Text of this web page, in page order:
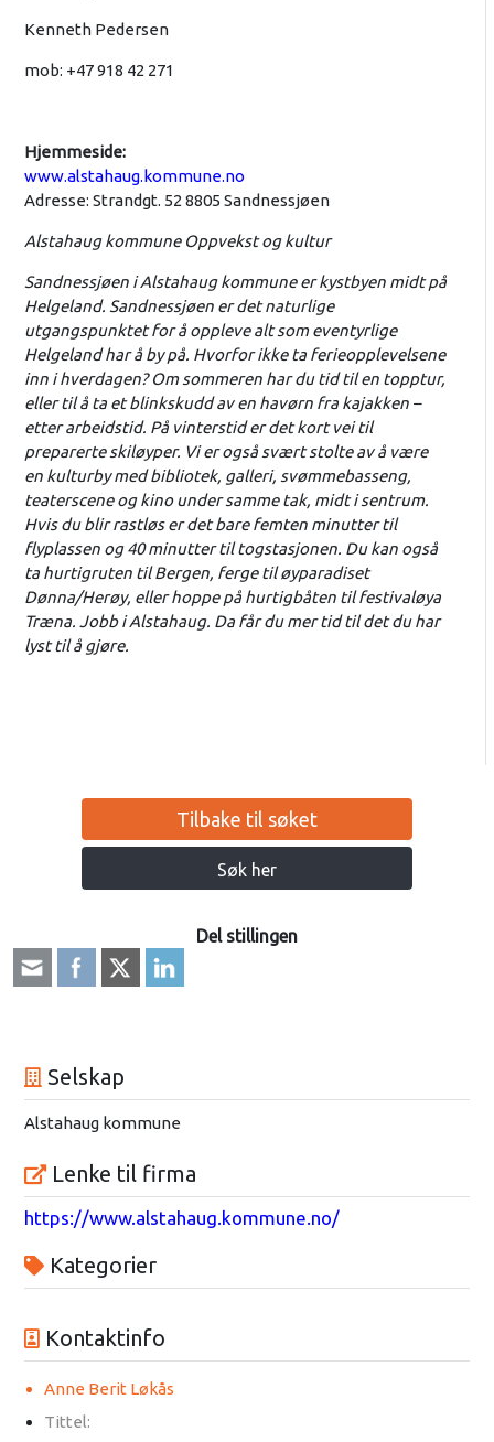
Kenneth Pedersen
mob: +47 918 42 271
Hjemmeside:
www.alstahaug.kommune.no
Adresse: Strandgt. 52 8805 Sandnessjøen
Alstahaug kommune Oppvekst og kultur
Sandnessjøen i Alstahaug kommune er kystbyen midt på
Helgeland. Sandnessjøen er det naturlige
utgangspunktet for å oppleve alt som eventyrlige
Helgeland har å by på. Hvorfor ikke ta ferieopplevelsene
inn i hverdagen? Om sommeren har du tid til en topptur,
eller til å ta et blinkskudd av en havørn fra kajakken –
etter arbeidstid. På vinterstid er det kort vei til
preparerte skiløyper. Vi er også svært stolte av å være
en kulturby med bibliotek, galleri, svømmebasseng,
teaterscene og kino under samme tak, midt i sentrum.
Hvis du blir rastløs er det bare femten minutter til
flyplassen og 40 minutter til togstasjonen. Du kan også
ta hurtigruten til Bergen, ferge til øyparadiset
Dønna/Herøy, eller hoppe på hurtigbåten til festivaløya
Træna. Jobb i Alstahaug. Da får du mer tid til det du har
lyst til å gjøre.
Tilbake til søket
Søk her
Del stillingen
Selskap
Alstahaug kommune
Lenke til firma
https://www.alstahaug.kommune.no/
Kategorier
Kontaktinfo
Anne Berit Løkås
Tittel: